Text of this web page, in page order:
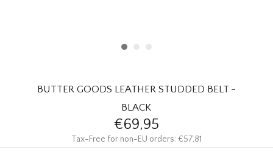
BUTTER GOODS LEATHER STUDDED BELT -
BLACK
€69,95
Tax-Free for non-EU orders: €57,81